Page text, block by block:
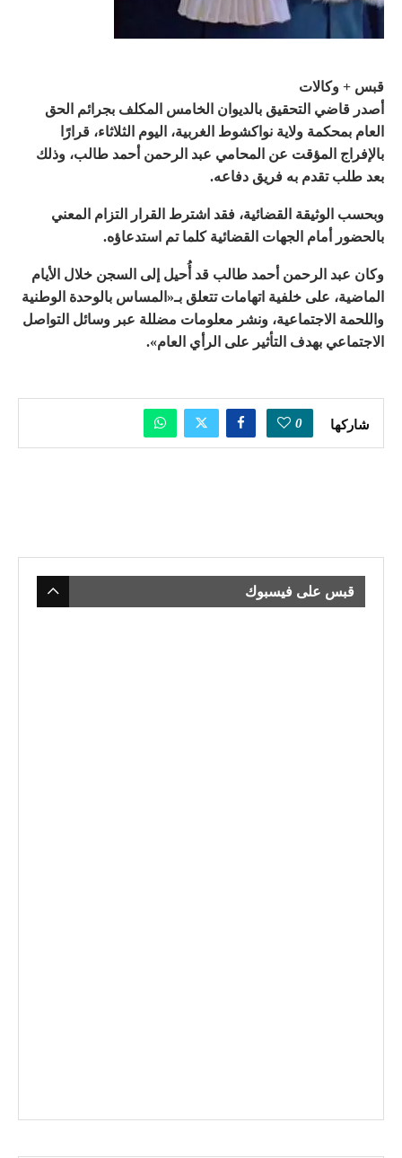
قبس + وكالات
أصدر قاضي التحقيق بالديوان الخامس المكلف بجرائم الحق
العام بمحكمة ولاية نواكشوط الغربية، اليوم الثلاثاء، قرارًا
بالإفراج المؤقت عن المحامي عبد الرحمن أحمد طالب، وذلك
بعد طلب تقدم به فريق دفاعه.
وبحسب الوثيقة القضائية، فقد اشترط القرار التزام المعني
بالحضور أمام الجهات القضائية كلما تم استدعاؤه.
وكان عبد الرحمن أحمد طالب قد أُحيل إلى السجن خلال الأيام
الماضية، على خلفية اتهامات تتعلق بـ«المساس بالوحدة الوطنية
واللحمة الاجتماعية، ونشر معلومات مضللة عبر وسائل التواصل
الاجتماعي بهدف التأثير على الرأي العام».
شاركها 0
قبس على فيسبوك